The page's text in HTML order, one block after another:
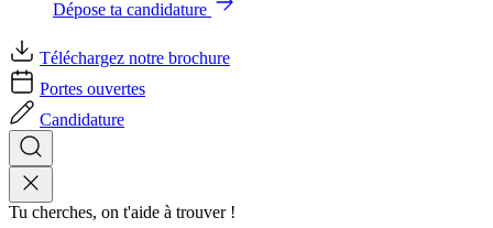
Dépose ta candidature
Téléchargez notre brochure
Portes ouvertes
Candidature
Tu cherches, on t'aide à trouver !